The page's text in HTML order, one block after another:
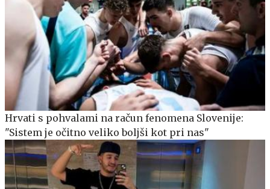
Hrvati s pohvalami na račun fenomena Slovenije:
"Sistem je očitno veliko boljši kot pri nas"